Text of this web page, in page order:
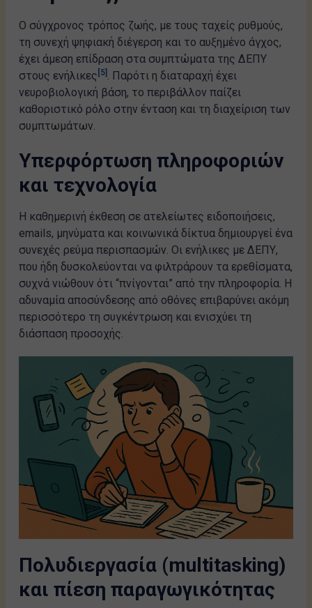
Ο σύγχρονος τρόπος ζωής, με τους ταχείς ρυθμούς,
τη συνεχή ψηφιακή διέγερση και το αυξημένο άγχος,
έχει άμεση επίδραση στα συμπτώματα της ΔΕΠΥ
στους ενήλικες [5] . Παρότι η διαταραχή έχει
νευροβιολογική βάση, το περιβάλλον παίζει
καθοριστικό ρόλο στην ένταση και τη διαχείριση των
συμπτωμάτων.
Υπερφόρτωση πληροφοριών
και τεχνολογία
Η καθημερινή έκθεση σε ατελείωτες ειδοποιήσεις,
emails, μηνύματα και κοινωνικά δίκτυα δημιουργεί ένα
συνεχές ρεύμα περισπασμών. Οι ενήλικες με ΔΕΠΥ,
που ήδη δυσκολεύονται να φιλτράρουν τα ερεθίσματα,
συχνά νιώθουν ότι “πνίγονται” από την πληροφορία. Η
αδυναμία αποσύνδεσης από οθόνες επιβαρύνει ακόμη
περισσότερο τη συγκέντρωση και ενισχύει τη
διάσπαση προσοχής.
Πολυδιεργασία (multitasking)
και πίεση παραγωγικότητας